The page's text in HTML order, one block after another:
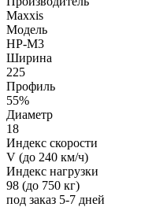
Maxxis
Модель
HP-M3
Ширина
225
Профиль
55%
Диаметр
18
Индекс скорости
V (до 240 км/ч)
Индекс нагрузки
98 (до 750 кг)
под заказ 5-7 дней